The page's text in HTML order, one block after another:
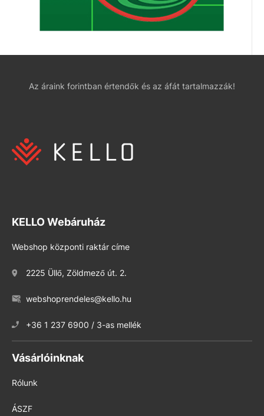
Az áraink forintban értendők és az áfát tartalmazzák!
KELLO Webáruház
Webshop központi raktár címe
2225 Üllő, Zöldmező út. 2.
webshoprendeles@kello.hu
+36 1 237 6900 / 3-as mellék
Vásárlóinknak
Rólunk
ÁSZF